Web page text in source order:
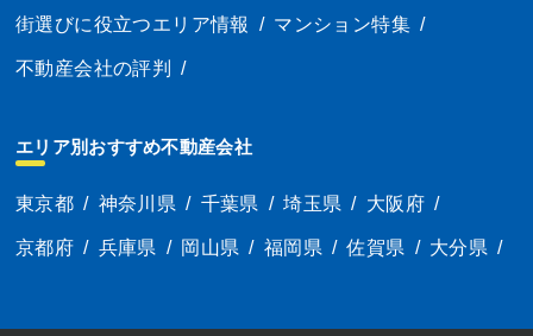
街選びに役立つエリア情報 / マンション特集 /
不動産会社の評判 /
エリア別おすすめ不動産会社
東京都 / 神奈川県 / 千葉県 / 埼玉県 / 大阪府 /
京都府 / 兵庫県 / 岡山県 / 福岡県 / 佐賀県 / 大分県 /